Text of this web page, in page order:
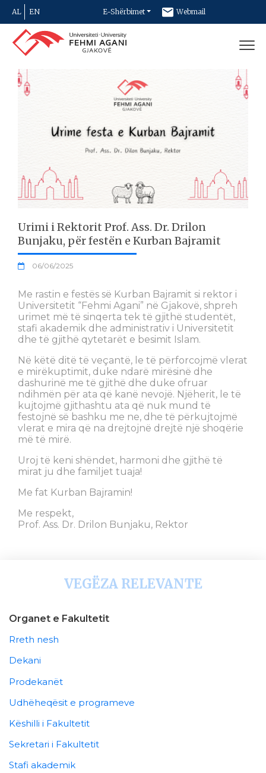
AL EN E-Shërbimet Webmail
Newsletter
Urimi i Rektorit Prof. Ass. Dr. Drilon
Bunjaku, për festën e Kurban Bajramit
06/06/2025
Me rastin e festës së Kurban Bajramit si rektor i
Universitetit “Fehmi Agani” në Gjakovë, shpreh
urimet më të sinqerta tek të gjithë studentët,
stafi akademik dhe administrativ i Universitetit
dhe të gjithë qytetarët e besimit Islam.
Në këtë ditë të veçantë, le të përforcojmë vlerat
e mirëkuptimit, duke ndarë mirësinë dhe
dashurinë me të gjithë dhe duke ofruar
ndihmën për ata që kanë nevojë. Njëherit, le të
kujtojmë gjithashtu ata që nuk mund të
festojnë së bashku me ne, dhe të përkujtojmë
vlerat e mira që na drejtojnë drejtë një shoqërie
më të mirë.
Uroj të keni shëndet, harmoni dhe gjithë të
mirat ju dhe familjet tuaja!
Me fat Kurban Bajramin!
Me respekt,
Prof. Ass. Dr. Drilon Bunjaku, Rektor
VEGËZA RELEVANTE
Organet e Fakultetit
Rreth nesh
Dekani
Prodekanët
Udhëheqësit e programeve
Këshilli i Fakultetit
Sekretari i Fakultetit
Stafi akademik